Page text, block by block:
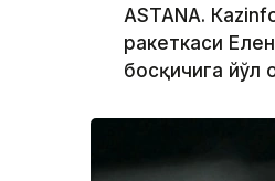
ASTANА.
ракеткаси
босқичига йўл